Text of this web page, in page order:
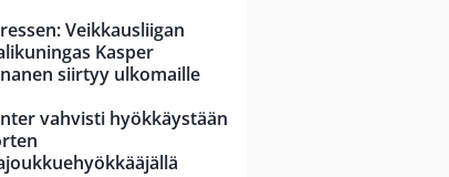
Veikkausliigan
Kasper
siirtyy ulkomaille
vahvisti hyökkäystään